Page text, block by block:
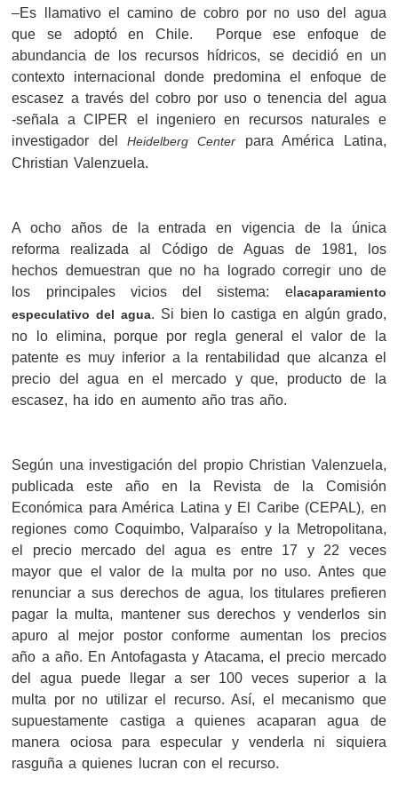
–Es llamativo el camino de cobro por no uso del agua
que se adoptó en Chile. Porque ese enfoque de
abundancia de los recursos hídricos, se decidió en un
contexto internacional donde predomina el enfoque de
escasez a través del cobro por uso o tenencia del agua
-señala a CIPER el ingeniero en recursos naturales e
investigador delHeidelberg Center para América Latina,
Christian Valenzuela.
A ocho años de la entrada en vigencia de la única
reforma realizada al Código de Aguas de 1981, los
hechos demuestran que no ha logrado corregir uno de
los principales vicios del sistema: elacaparamiento
especulativo del agua. Si bien lo castiga en algún grado,
no lo elimina, porque por regla general el valor de la
patente es muy inferior a la rentabilidad que alcanza el
precio del agua en el mercado y que, producto de la
escasez, ha ido en aumento año tras año.
Según una investigación del propio Christian Valenzuela,
publicada este año en la Revista de la Comisión
Económica para América Latina y El Caribe (CEPAL), en
regiones como Coquimbo, Valparaíso y la Metropolitana,
el precio mercado del agua es entre 17 y 22 veces
mayor que el valor de la multa por no uso. Antes que
renunciar a sus derechos de agua, los titulares prefieren
pagar la multa, mantener sus derechos y venderlos sin
apuro al mejor postor conforme aumentan los precios
año a año. En Antofagasta y Atacama, el precio mercado
del agua puede llegar a ser 100 veces superior a la
multa por no utilizar el recurso. Así, el mecanismo que
supuestamente castiga a quienes acaparan agua de
manera ociosa para especular y venderla ni siquiera
rasguña a quienes lucran con el recurso.